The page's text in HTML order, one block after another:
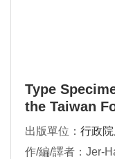
Type
the Taiwan
VII
出版單位： 行政
作/編/譯者：Jer-